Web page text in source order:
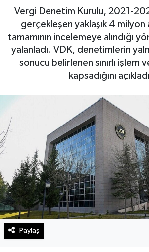
Vergi Denetim Kurulu, 2021-
gerçekleşen yaklaşık 4 milyon
tamamının incelemeye alındığı
yalanladı. VDK, denetimlerin
sonucu belirlenen sınırlı işlem
kapsadığını
Paylaş
Haberde İnsan
Kültür Sanat
Magazin
Resmi İlan
Sağlık
Spor
SürManşet